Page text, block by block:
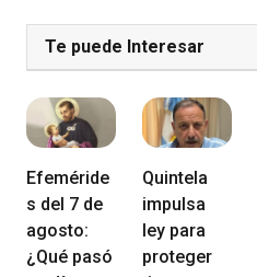
Te puede Interesar
Efeméride
s del 7 de
agosto:
¿Qué pasó
Quintela
impulsa
ley para
proteger